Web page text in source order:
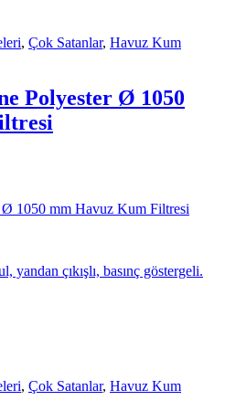
, Çok Satanlar, Havuz Kum
Polyester Ø 1050
1050 mm Havuz Kum Filtresi
yandan çıkışlı, basınç göstergeli.
, Çok Satanlar, Havuz Kum